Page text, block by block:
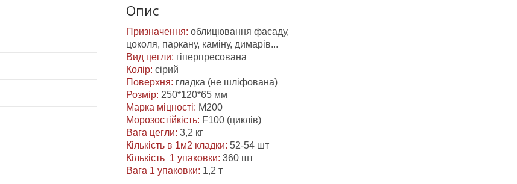
Опис
Призначення: облицювання фасаду,
цоколя, паркану, каміну, димарів...
Вид цегли: гіперпресована
Колір: сірий
Поверхня: гладка (не шліфована)
Розмір: 250*120*65 мм
Марка міцності: М200
Морозостійкість: F100 (циклів)
Вага цегли: 3,2 кг
Кількість в 1м2 кладки: 52-54 шт
Кількість 1 упаковки: 360 шт
Вага 1 упаковки: 1,2 т